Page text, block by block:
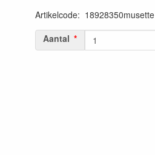
Artikelcode: 18928350musette
Aantal